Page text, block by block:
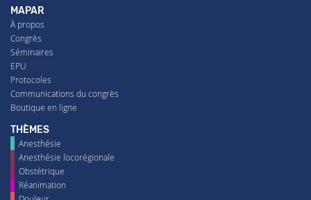
MAPAR
À propos
Congrès
Séminaires
EPU
Protocoles
Communications du congrès
Boutique en ligne
THÈMES
Anesthésie
Anesthésie locorégionale
Obstétrique
Réanimation